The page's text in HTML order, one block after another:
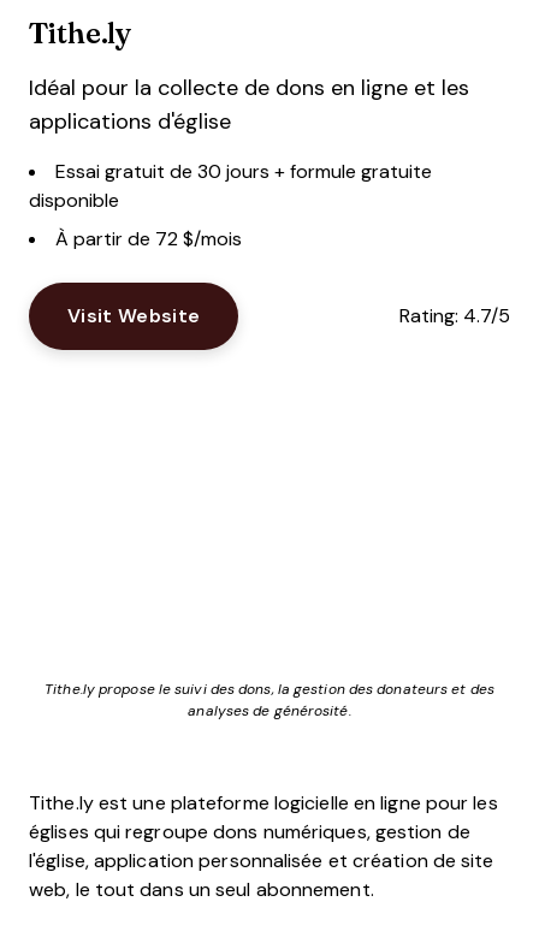
Tithe.ly
Idéal pour la collecte de dons en ligne et les
applications d'église
Essai gratuit de 30 jours + formule gratuite
disponible
À partir de 72 $/mois
Visit Website Rating: 4.7/5
Tithe.ly propose le suivi des dons, la gestion des donateurs et des
analyses de générosité.
Tithe.lyest une plateforme logicielle en ligne pour les
églises qui regroupe dons numériques, gestion de
l'église, application personnalisée et création de site
web, le tout dans un seul abonnement.